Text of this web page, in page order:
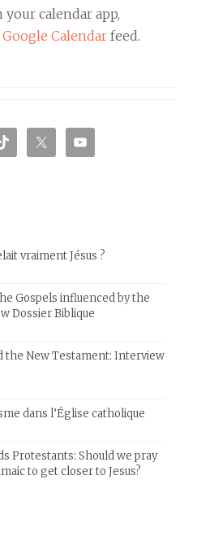
calendar app,
Google Calendar feed.
vraiment Jésus ?
Gospels influenced by the
Dossier Biblique
the New Testament: Interview
dans l’Église catholique
Protestants: Should we pray
to get closer to Jesus?